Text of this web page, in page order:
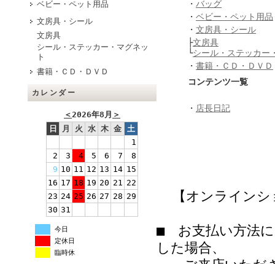
ベビー・ペット用品
文房具・シール
文房具
シール・ステッカー・マグネッ
ト
書籍・ＣＤ・ＤＶＤ
カレンダー
＜2026年8月 ＞
日
月 火 水 木 金 土
1
2
3 4 5 6 7
8
9 10 11 12 13 14 15
16 17 18 19 20 21 22
23 24 25 26 27 28 29
30 31
今日
定休日
臨時休
・ バッグ
・ ベビー・ペット用品
・ 文房具・シール
├文房具
└シール・ステッカー
・ 書籍・ＣＤ・ＤＶＤ
コンテンツ一覧
・ 店長日記
【オンラインシ
■ お支払い方法に
した場合、